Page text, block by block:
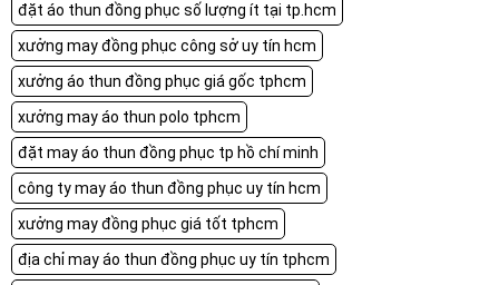
đặt áo thun đồng phục số lượng ít tại tp.hcm
xưởng may đồng phục công sở uy tín hcm
xưởng áo thun đồng phục giá gốc tphcm
xưởng may áo thun polo tphcm
đặt may áo thun đồng phục tp hồ chí minh
công ty may áo thun đồng phục uy tín hcm
xưởng may đồng phục giá tốt tphcm
địa chỉ may áo thun đồng phục uy tín tphcm